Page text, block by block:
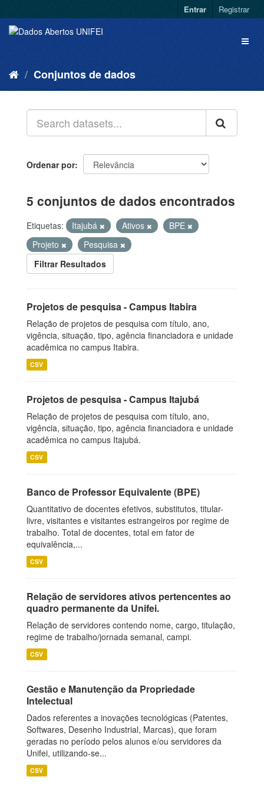
Entrar Registrar
Conjuntos de dados
Ordenar por
5 conjuntos de dados encontrados
Etiquetas: Itajubá Ativos
BPE
Projeto
Pesquisa
Filtrar Resultados
Projetos de pesquisa - Campus Itabira
Relação de projetos de pesquisa com título, ano,
vigência, situação, tipo, agência financiadora e unidade
acadêmica no campus Itabira.
CSV
Projetos de pesquisa - Campus Itajubá
Relação de projetos de pesquisa com título, ano,
vigência, situação, tipo, agência financiadora e unidade
acadêmica no campus Itajubá.
CSV
Banco de Professor Equivalente (BPE)
Quantitativo de docentes efetivos, substitutos, titular-
livre, visitantes e visitantes estrangeiros por regime de
trabalho. Total de docentes, total em fator de
equivalência,...
CSV
Relação de servidores ativos pertencentes ao
quadro permanente da Unifei.
Relação de servidores contendo nome, cargo, titulação,
regime de trabalho/jornada semanal, campi.
CSV
Gestão e Manutenção da Propriedade
Intelectual
Dados referentes a inovações tecnológicas (Patentes,
Softwares, Desenho Industrial, Marcas), que foram
geradas no período pelos alunos e/ou servidores da
Unifei, utilizando-se...
CSV